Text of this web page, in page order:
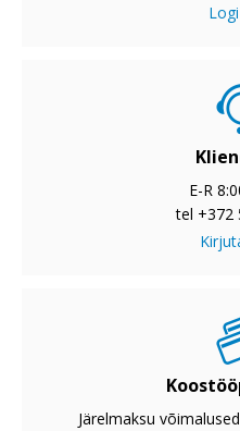
E-R
tel +372
Järelmaksu